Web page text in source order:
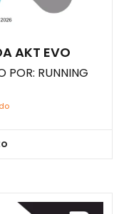
AKT EVO
POR: RUNNING